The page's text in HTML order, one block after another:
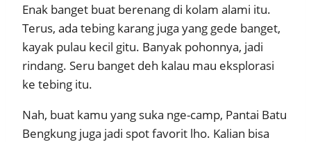
Enak banget buat berenang di kolam alami itu.
Terus, ada tebing karang juga yang gede banget,
kayak pulau kecil gitu. Banyak pohonnya, jadi
rindang. Seru banget deh kalau mau eksplorasi
ke tebing itu.
Nah, buat kamu yang suka nge-camp, Pantai Batu
Bengkung juga jadi spot favorit lho. Kalian bisa